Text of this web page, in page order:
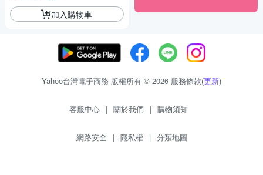
加入購物車
Yahoo台灣電子商務 版權所有 © 2026 服務條款(更新)
客服中心 | 關於我們 | 購物須知
網路安全 | 隱私權 | 分類地圖